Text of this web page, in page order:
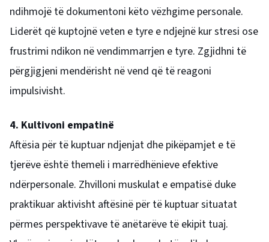
ndihmojë të dokumentoni këto vëzhgime personale.
Liderët që kuptojnë veten e tyre e ndjejnë kur stresi ose
frustrimi ndikon në vendimmarrjen e tyre. Zgjidhni të
përgjigjeni mendërisht në vend që të reagoni
impulsivisht.
4. Kultivoni empatinë
Aftësia për të kuptuar ndjenjat dhe pikëpamjet e të
tjerëve është themeli i marrëdhënieve efektive
ndërpersonale. Zhvilloni muskulat e empatisë duke
praktikuar aktivisht aftësinë për të kuptuar situatat
përmes perspektivave të anëtarëve të ekipit tuaj.